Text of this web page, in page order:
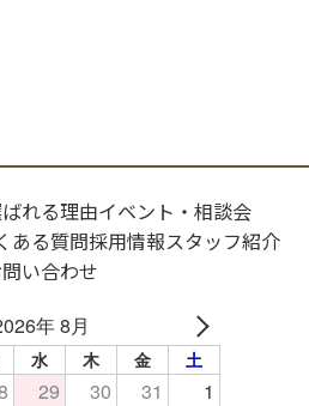
れる理由イベント・相談会
ある質問採用情報スタッフ紹介
い合わせ
年 8月
水 木 金 土
29 30 31 1